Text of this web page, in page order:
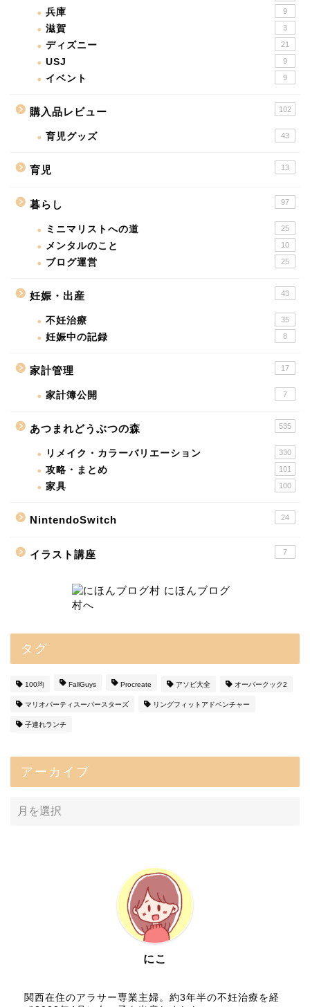
兵庫 9
滋賀 3
ディズニー 21
USJ 9
イベント 9
購入品レビュー 102
育児グッズ 43
育児 13
暮らし 97
ミニマリストへの道 25
メンタルのこと 10
ブログ運営 25
妊娠・出産 43
不妊治療 35
妊娠中の記録 8
家計管理 17
家計簿公開 7
あつまれどうぶつの森 535
リメイク・カラーバリエーション 330
攻略・まとめ 101
家具 100
NintendoSwitch 24
イラスト講座 7
タグ
100均 FallGuys Procreate アソビ大全 オーバークック2
マリオパーティスーパースターズ リングフィットアドベンチャー
子連れランチ
アーカイブ
にこ
関西在住のアラサー専業主婦。約3年半の不妊治療を経